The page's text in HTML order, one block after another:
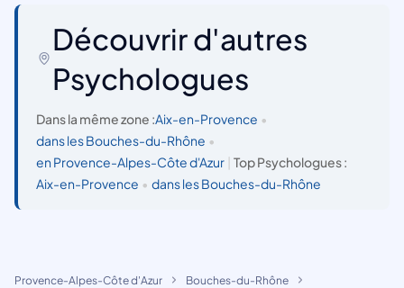
Découvrir d'autres
Psychologues
Dans la même zone :Aix-en-Provence •
dans les Bouches-du-Rhône •
en Provence-Alpes-Côte d'Azur
Top Psychologues :
Aix-en-Provence • dans les Bouches-du-Rhône
Provence-Alpes-Côte d'Azur
Bouches-du-Rhône